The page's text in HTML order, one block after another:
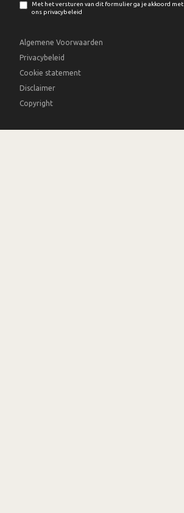
Met het versturen van dit formulier ga je akkoord met
ons privacybeleid
Algemene Voorwaarden
Privacybeleid
Cookie statement
Disclaimer
Copyright